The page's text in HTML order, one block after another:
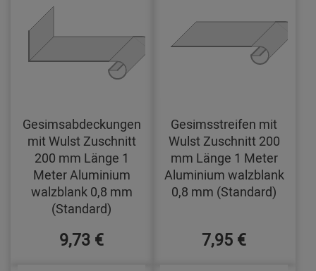
Gesimsabdeckungen
mit Wulst Zuschnitt
200 mm Länge 1
Meter Aluminium
walzblank 0,8 mm
(Standard)
9,73 €
Gesimsstreifen mit
Wulst Zuschnitt 200
mm Länge 1 Meter
Aluminium walzblank
0,8 mm (Standard)
7,95 €